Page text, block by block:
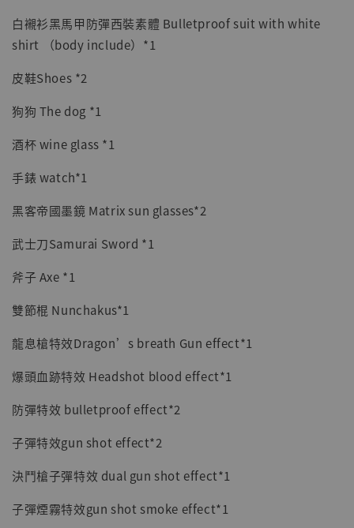
白襯衫黑馬甲防彈西裝素體 Bulletproof suit with white
shirt （body include）*1
皮鞋Shoes *2
狗狗 The dog *1
酒杯 wine glass *1
手錶 watch*1
黑客帝國墨鏡 Matrix sun glasses*2
武士刀Samurai Sword *1
斧子 Axe *1
雙節棍 Nunchakus*1
龍息槍特效Dragon’s breath Gun effect*1
爆頭血跡特效 Headshot blood effect*1
防彈特效 bulletproof effect*2
子彈特效gun shot effect*2
決鬥槍子彈特效 dual gun shot effect*1
子彈煙霧特效gun shot smoke effect*1